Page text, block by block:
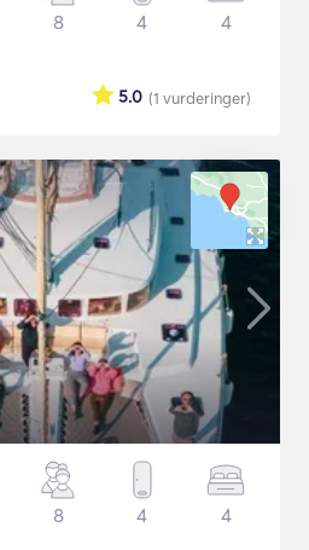
8 4 4
(1 vurderinger)
5.0
8 4 4